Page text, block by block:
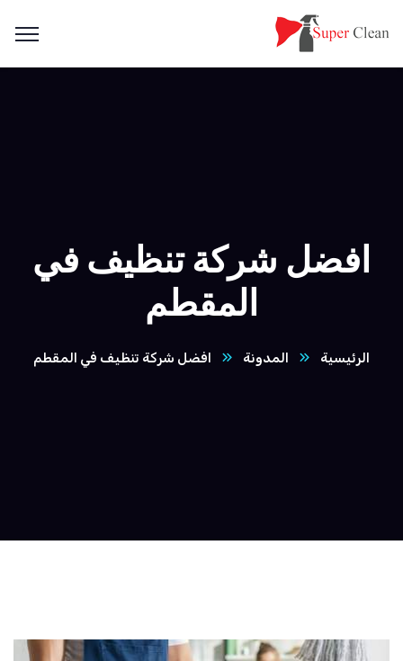
افضل شركة تنظيف في
المقطم
الرئيسية المدونة افضل شركة تنظيف في المقطم